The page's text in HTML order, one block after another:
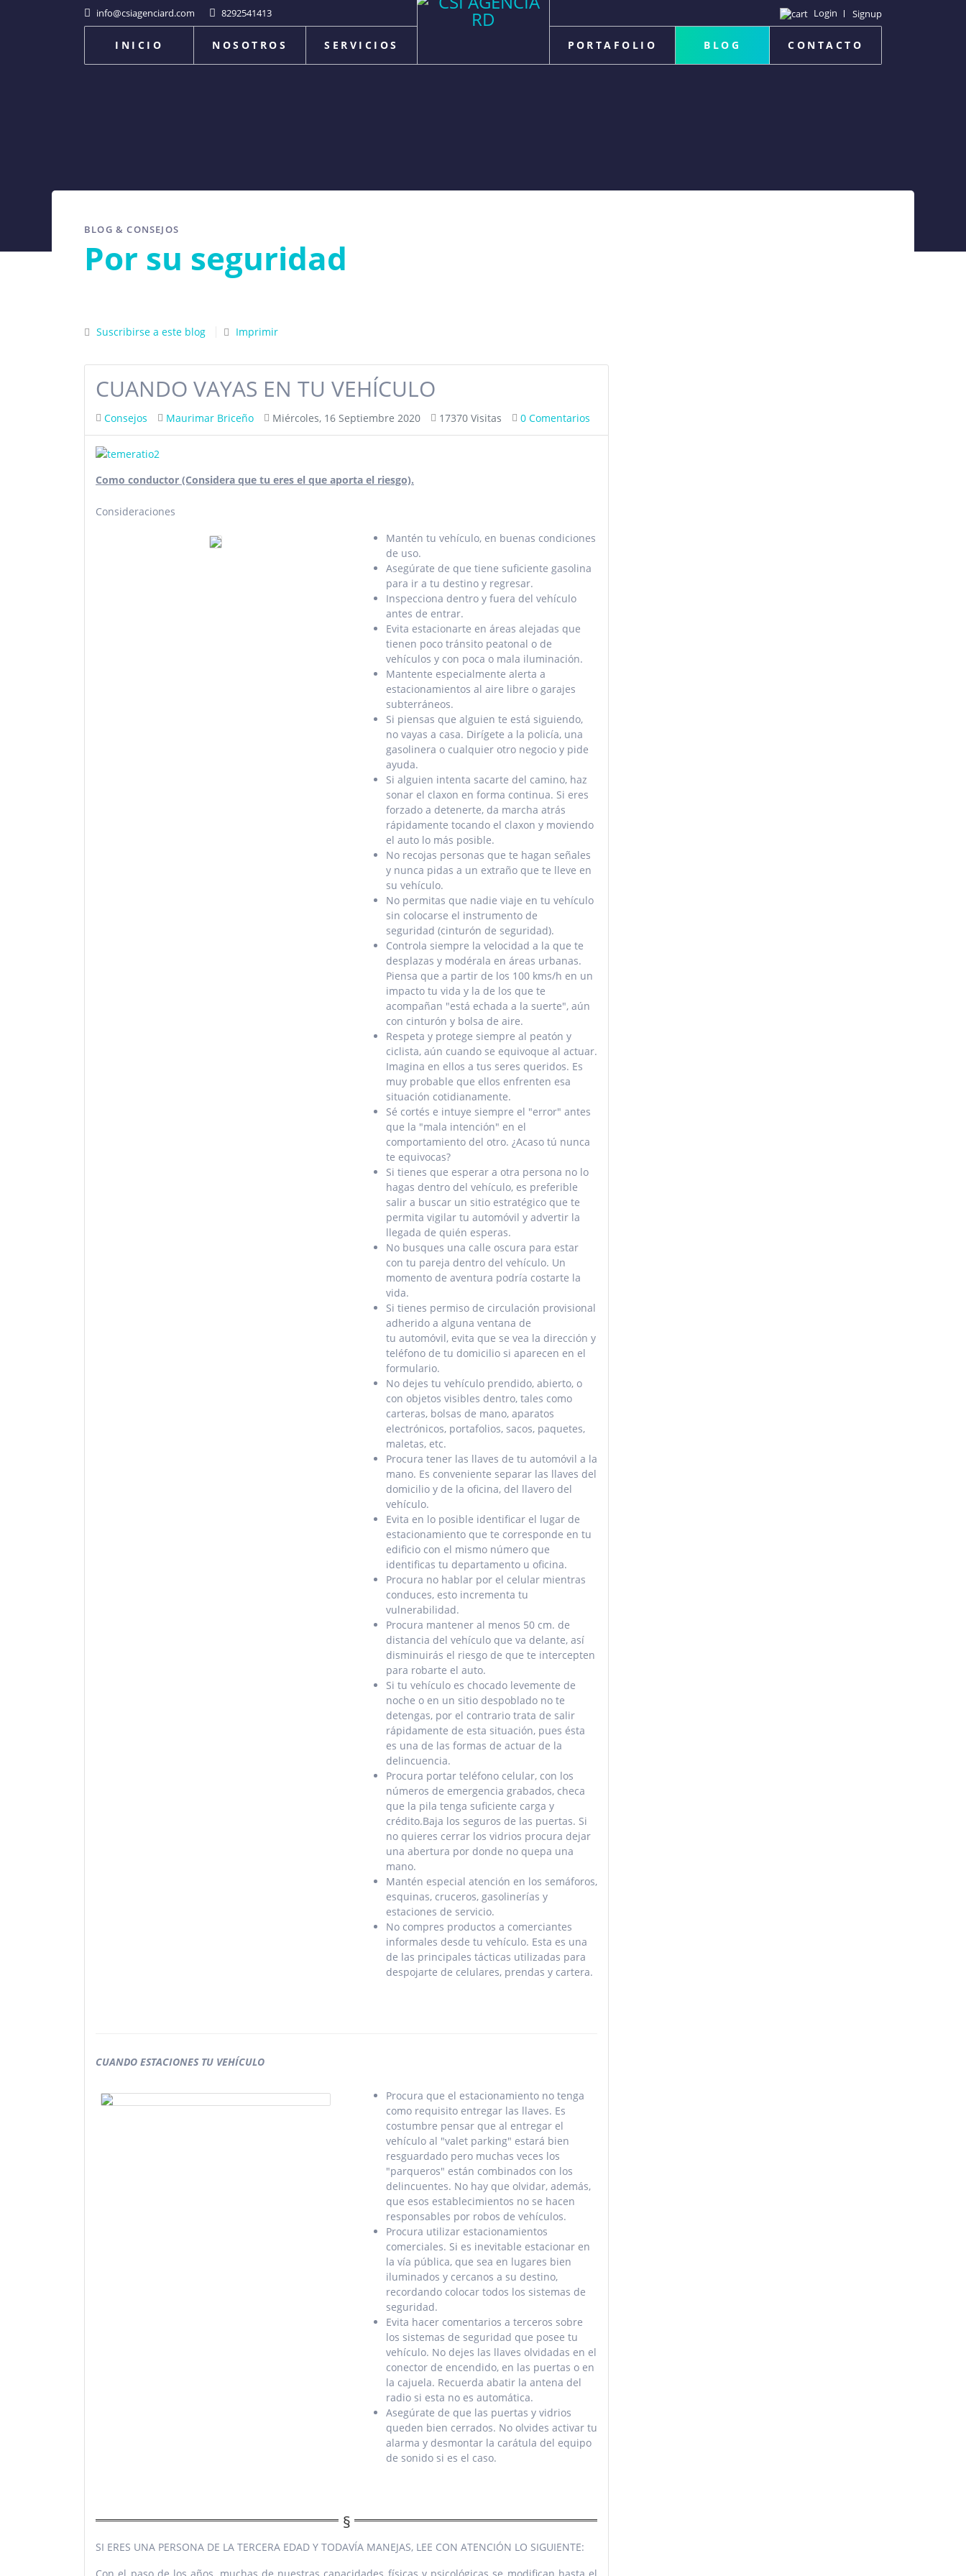
info@csiagenciard.com 8292541413
INICIO NOSOTROS SERVICIOS
Login Signup
PORTAFOLIO BLOG CONTACTO
BLOG & CONSEJOS
Por su seguridad
Suscribirse a este blog Imprimir
CUANDO VAYAS EN TU VEHÍCULO
Consejos Maurimar Briceño Miércoles, 16 Septiembre 2020 17370 Visitas 0 Comentarios
Como conductor (Considera que tu eres el que aporta el riesgo).
Consideraciones
Mantén tu vehículo, en buenas condiciones
de uso.
Asegúrate de que tiene suficiente gasolina
para ir a tu destino y regresar.
Inspecciona dentro y fuera del vehículo
antes de entrar.
Evita estacionarte en áreas alejadas que
tienen poco tránsito peatonal o de
vehículos y con poca o mala iluminación.
Mantente especialmente alerta a
estacionamientos al aire libre o garajes
subterráneos.
Si piensas que alguien te está siguiendo,
no vayas a casa. Dirígete a la policía, una
gasolinera o cualquier otro negocio y pide
ayuda.
Si alguien intenta sacarte del camino, haz
sonar el claxon en forma continua. Si eres
forzado a detenerte, da marcha atrás
rápidamente tocando el claxon y moviendo
el auto lo más posible.
No recojas personas que te hagan señales
y nunca pidas a un extraño que te lleve en
su vehículo.
No permitas que nadie viaje en tu vehículo
sin colocarse el instrumento de
seguridad (cinturón de seguridad).
Controla siempre la velocidad a la que te
desplazas y modérala en áreas urbanas.
Piensa que a partir de los 100 kms/h en un
impacto tu vida y la de los que te
acompañan "está echada a la suerte", aún
con cinturón y bolsa de aire.
Respeta y protege siempre al peatón y
ciclista, aún cuando se equivoque al actuar.
Imagina en ellos a tus seres queridos. Es
muy probable que ellos enfrenten esa
situación cotidianamente.
Sé cortés e intuye siempre el "error" antes
que la "mala intención" en el
comportamiento del otro. ¿Acaso tú nunca
te equivocas?
Si tienes que esperar a otra persona no lo
hagas dentro del vehículo, es preferible
salir a buscar un sitio estratégico que te
permita vigilar tu automóvil y advertir la
llegada de quién esperas.
No busques una calle oscura para estar
con tu pareja dentro del vehículo. Un
momento de aventura podría costarte la
vida.
Si tienes permiso de circulación provisional
adherido a alguna ventana de
tu automóvil, evita que se vea la dirección y
teléfono de tu domicilio si aparecen en el
formulario.
No dejes tu vehículo prendido, abierto, o
con objetos visibles dentro, tales como
carteras, bolsas de mano, aparatos
electrónicos, portafolios, sacos, paquetes,
maletas, etc.
Procura tener las llaves de tu automóvil a la
mano. Es conveniente separar las llaves del
domicilio y de la oficina, del llavero del
vehículo.
Evita en lo posible identificar el lugar de
estacionamiento que te corresponde en tu
edificio con el mismo número que
identificas tu departamento u oficina.
Procura no hablar por el celular mientras
conduces, esto incrementa tu
vulnerabilidad.
Procura mantener al menos 50 cm. de
distancia del vehículo que va delante, así
disminuirás el riesgo de que te intercepten
para robarte el auto.
Si tu vehículo es chocado levemente de
noche o en un sitio despoblado no te
detengas, por el contrario trata de salir
rápidamente de esta situación, pues ésta
es una de las formas de actuar de la
delincuencia.
Procura portar teléfono celular, con los
números de emergencia grabados, checa
que la pila tenga suficiente carga y
crédito.Baja los seguros de las puertas. Si
no quieres cerrar los vidrios procura dejar
una abertura por donde no quepa una
mano.
Mantén especial atención en los semáforos,
esquinas, cruceros, gasolinerías y
estaciones de servicio.
No compres productos a comerciantes
informales desde tu vehículo. Esta es una
de las principales tácticas utilizadas para
despojarte de celulares, prendas y cartera.
CUANDO ESTACIONES TU VEHÍCULO
Procura que el estacionamiento no tenga
como requisito entregar las llaves. Es
costumbre pensar que al entregar el
vehículo al "valet parking" estará bien
resguardado pero muchas veces los
"parqueros" están combinados con los
delincuentes. No hay que olvidar, además,
que esos establecimientos no se hacen
responsables por robos de vehículos.
Procura utilizar estacionamientos
comerciales. Si es inevitable estacionar en
la vía pública, que sea en lugares bien
iluminados y cercanos a su destino,
recordando colocar todos los sistemas de
seguridad.
Evita hacer comentarios a terceros sobre
los sistemas de seguridad que posee tu
vehículo. No dejes las llaves olvidadas en el
conector de encendido, en las puertas o en
la cajuela. Recuerda abatir la antena del
radio si esta no es automática.
Asegúrate de que las puertas y vidrios
queden bien cerrados. No olvides activar tu
alarma y desmontar la carátula del equipo
de sonido si es el caso.
SI ERES UNA PERSONA DE LA TERCERA EDAD Y TODAVÍA MANEJAS, LEE CON ATENCIÓN LO SIGUIENTE: